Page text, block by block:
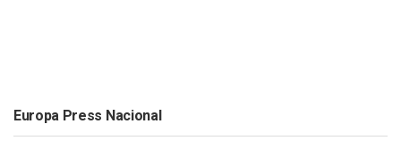
Europa Press Nacional